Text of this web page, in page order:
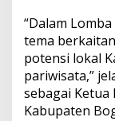
“Dalam
tema
potensi lokal
pariwisata,”
sebagai Ketua
Kabupaten